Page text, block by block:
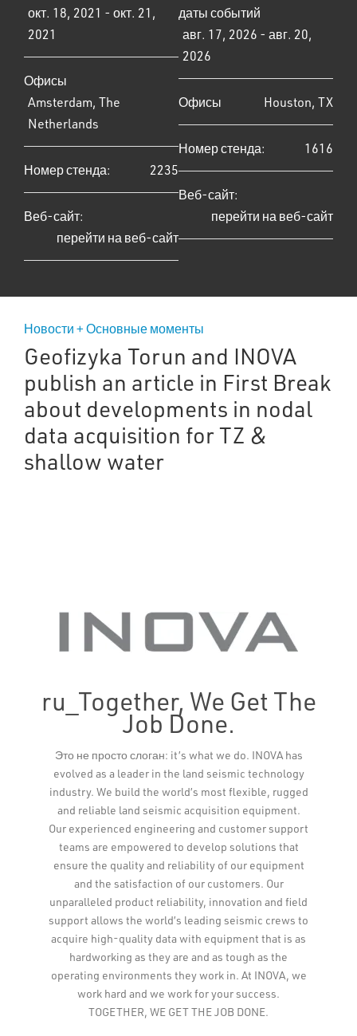
окт. 18, 2021 - окт. 21,
2021
Офисы
Amsterdam, The
Netherlands
Номер стенда: 2235
Веб-сайт:
перейти на веб-сайт
даты событий
авг. 17, 2026 - авг. 20,
2026
Офисы Houston, TX
Номер стенда: 1616
Веб-сайт:
перейти на веб-сайт
Новости + Основные моменты
Geofizyka Torun and INOVA
publish an article in First Break
about developments in nodal
data acquisition for TZ &
shallow water
ru_Together, We Get The
Job Done.
Это не просто слоган: it’s what we do. INOVA has
evolved as a leader in the land seismic technology
industry. We build the world’s most flexible, rugged
and reliable land seismic acquisition equipment.
Our experienced engineering and customer support
teams are empowered to develop solutions that
ensure the quality and reliability of our equipment
and the satisfaction of our customers. Our
unparalleled product reliability, innovation and field
support allows the world’s leading seismic crews to
acquire high-quality data with equipment that is as
hardworking as they are and as tough as the
operating environments they work in. At INOVA, we
work hard and we work for your success.
TOGETHER, WE GET THE JOB DONE.